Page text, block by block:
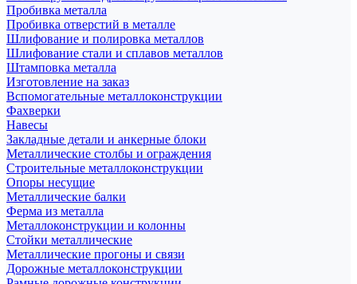
Пробивка металла
Пробивка отверстий в металле
Шлифование и полировка металлов
Шлифование стали и сплавов металлов
Штамповка металла
Изготовление на заказ
Вспомогательные металлоконструкции
Фахверки
Навесы
Закладные детали и анкерные блоки
Металлические столбы и ограждения
Строительные металлоконструкции
Опоры несущие
Металлические балки
Ферма из металла
Металлоконструкции и колонны
Стойки металлические
Металлические прогоны и связи
Дорожные металлоконструкции